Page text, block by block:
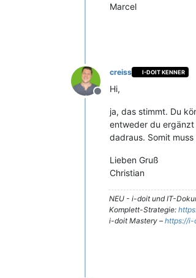
Marcel
Offline
creiss I-DOIT KENNER
Hi,
ja, das stimmt. Du
entweder du
dadraus. Somit
Lieben Gruß
Christian
NEU - i-doit und IT-
Komplett-Strategie:
i-doit Mastery – https://i-